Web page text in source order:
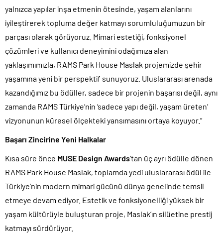
yalnızca yapılar inşa etmenin ötesinde, yaşam alanlarını
iyileştirerek topluma değer katmayı sorumluluğumuzun bir
parçası olarak görüyoruz. Mimari estetiği, fonksiyonel
çözümleri ve kullanıcı deneyimini odağımıza alan
yaklaşımımızla, RAMS Park House Maslak projemizde şehir
yaşamına yeni bir perspektif sunuyoruz. Uluslararası arenada
kazandığımız bu ödüller, sadece bir projenin başarısı değil, aynı
zamanda RAMS Türkiye’nin ‘sadece yapı değil, yaşam üreten’
vizyonunun küresel ölçekteki yansımasını ortaya koyuyor.”
Başarı Zincirine Yeni Halkalar
Kısa süre önce MUSE Design Awards’tan üç ayrı ödülle dönen
RAMS Park House Maslak, toplamda yedi uluslararası ödül ile
Türkiye’nin modern mimari gücünü dünya genelinde temsil
etmeye devam ediyor. Estetik ve fonksiyonelliği yüksek bir
yaşam kültürüyle buluşturan proje, Maslak’ın silüetine prestij
katmayı sürdürüyor.